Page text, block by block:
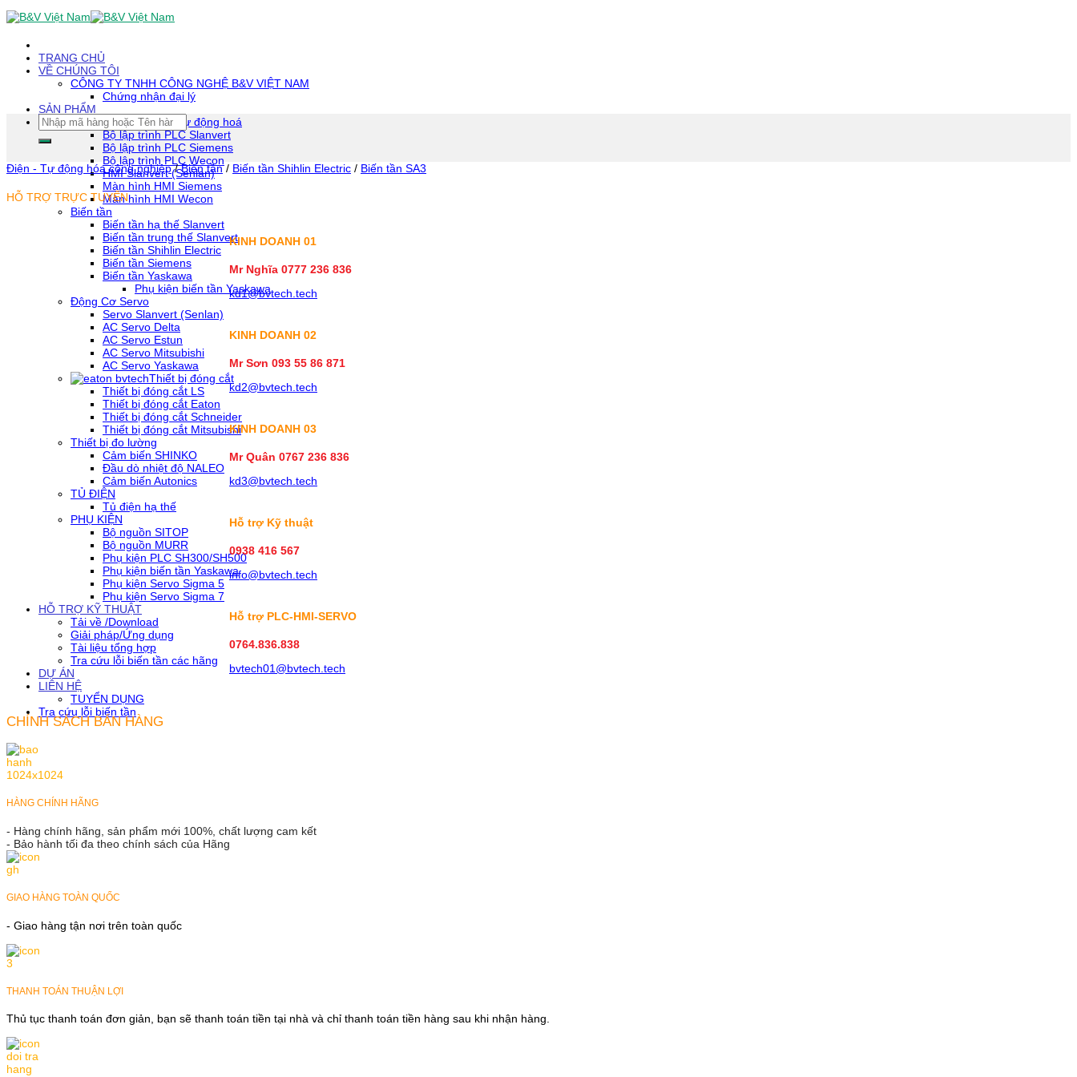
Skip
To
(tạm
dịch)
TRANG CHỦ
VỀ CHÚNG TÔI
CÔNG TY TNHH CÔNG NGHỆ B&V VIỆT NAM
Chứng nhận đại lý
SẢN PHẨM
Thiết bị tự động hoá
Bộ lập trình PLC Slanvert
Bộ lập trình PLC Siemens
Bộ lập trình PLC Wecon
HMI Slanvert (Senlan)
Màn hình HMI Siemens
Màn hình HMI Wecon
Biến tần
Biến tần hạ thế Slanvert
Biến tần trung thế Slanvert
Biến tần Shihlin Electric
Biến tần Siemens
Biến tần Yaskawa
Phụ kiện biến tần Yaskawa
Động Cơ Servo
Servo Slanvert (Senlan)
AC Servo Delta
AC Servo Estun
AC Servo Mitsubishi
AC Servo Yaskawa
Thiết bị đóng cắt
Thiết bị đóng cắt LS
Thiết bị đóng cắt Eaton
Thiết bị đóng cắt Schneider
Thiết bị đóng cắt Mitsubishi
Thiết bị đo lường
Cảm biến SHINKO
Đầu dò nhiệt độ NALEO
Cảm biến Autonics
TỦ ĐIỆN
Tủ điện hạ thế
PHỤ KIỆN
Bộ nguồn SITOP
Bộ nguồn MURR
Phụ kiện PLC SH300/SH500
Phụ kiện biến tần Yaskawa
Phụ kiện Servo Sigma 5
Phụ kiện Servo Sigma 7
HỖ TRỢ KỸ THUẬT
Tải về /Download
Giải pháp/Ứng dụng
Tài liệu tổng hợp
Tra cứu lỗi biến tần các hãng
DỰ ÁN
LIÊN HỆ
TUYỂN DỤNG
Tra cứu lỗi biến tần
Tìm
kiếm:
Điện - Tự động hóa công nghiệp / Biến tần / Biến tần Shihlin Electric / Biến tần SA3
HỖ TRỢ TRỰC TUYẾN
KINH DOANH 01
Mr Nghĩa 0777 236 836
kd1@bvtech.tech
KINH DOANH 02
Mr Sơn 093 55 86 871
kd2@bvtech.tech
KINH DOANH 03
Mr Quân 0767 236 836
kd3@bvtech.tech
Hỗ trợ Kỹ thuật
0938 416 567
info@bvtech.tech
Hỗ trợ PLC-HMI-SERVO
0764.836.838
bvtech01@bvtech.tech
CHÍNH SÁCH BÁN HÀNG
HÀNG CHÍNH HÃNG
- Hàng chính hãng, sản phẩm mới 100%, chất lượng cam kết
- Bảo hành tối đa theo chính sách của Hãng
GIAO HÀNG TOÀN QUỐC
- Giao hàng tận nơi trên toàn quốc
THANH TOÁN THUẬN LỢI
Thủ tục thanh toán đơn giản, bạn sẽ thanh toán tiền tại nhà và chỉ thanh toán tiền hàng sau khi nhận hàng.